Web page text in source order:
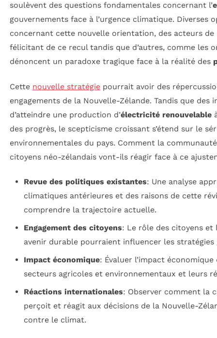
soulèvent des questions fondamentales concernant l’
gouvernements face à l’urgence climatique. Diverses
concernant cette nouvelle orientation, des acteurs de
félicitant de ce recul tandis que d’autres, comme les
dénoncent un paradoxe tragique face à la réalité des
Cette nouvelle stratégie pourrait avoir des
engagements de la Nouvelle-Zélande. Tandis que des
d’atteindre une production d’électricité renouvelable
des progrès, le scepticisme croissant s’étend sur le
environnementales du pays. Comment la
citoyens néo-zélandais vont-ils réagir face à ce
Revue des politiques existantes: Une analyse
climatiques antérieures et des raisons de cette
comprendre la trajectoire actuelle.
Engagement des citoyens: Le rôle des citoyens
avenir durable pourraient influencer les stratégies
Impact économique: Évaluer l’impact
secteurs agricoles et environnementaux et leurs
Réactions internationales: Observer comment la
perçoit et réagit aux décisions de la Nouvelle-
contre le climat.